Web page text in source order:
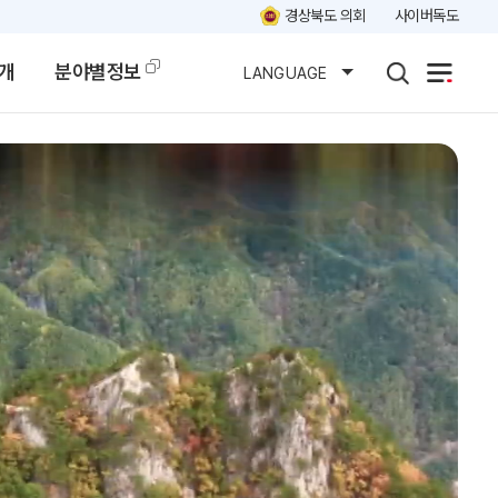
경상북도 의회 사이버독도
분야별정보 LANGUAGE